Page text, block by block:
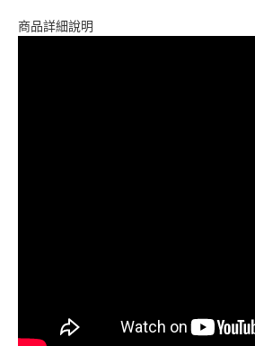
商品詳細說明